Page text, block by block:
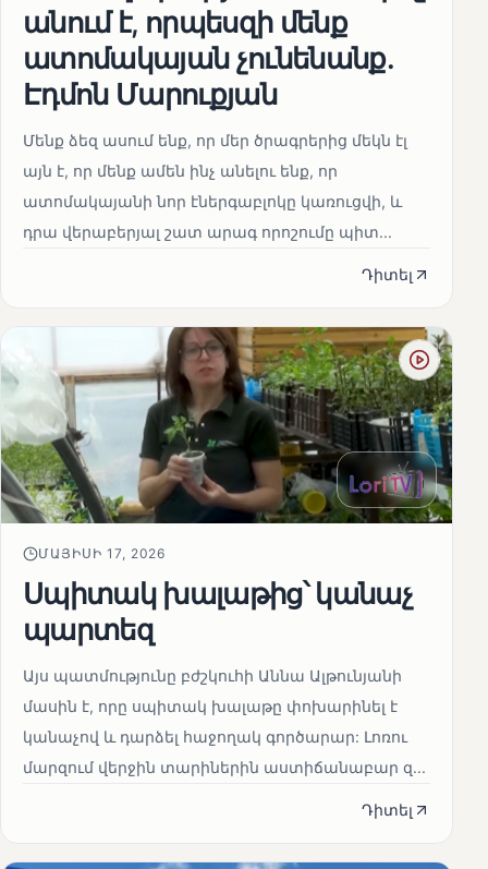
անում է, որպեսզի մենք
ատոմակայան չունենանք․
Էդմոն Մարուքյան
Մենք ձեզ ասում ենք, որ մեր ծրագրերից մեկն էլ
այն է, որ մենք ամեն ինչ անելու ենք, որ
ատոմակայանի նոր էներգաբլոկը կառուցվի, և
դրա վերաբերյալ շատ արագ որոշումը պիտ...
Դիտել
ՄԱՅԻՍԻ 17, 2026
Սպիտակ խալաթից՝ կանաչ
պարտեզ
Այս պատմությունը բժշկուհի Աննա Ալթունյանի
մասին է, որը սպիտակ խալաթը փոխարինել է
կանաչով և դարձել հաջողակ գործարար: Լոռու
մարզում վերջին տարիներին աստիճանաբար զ...
Դիտել